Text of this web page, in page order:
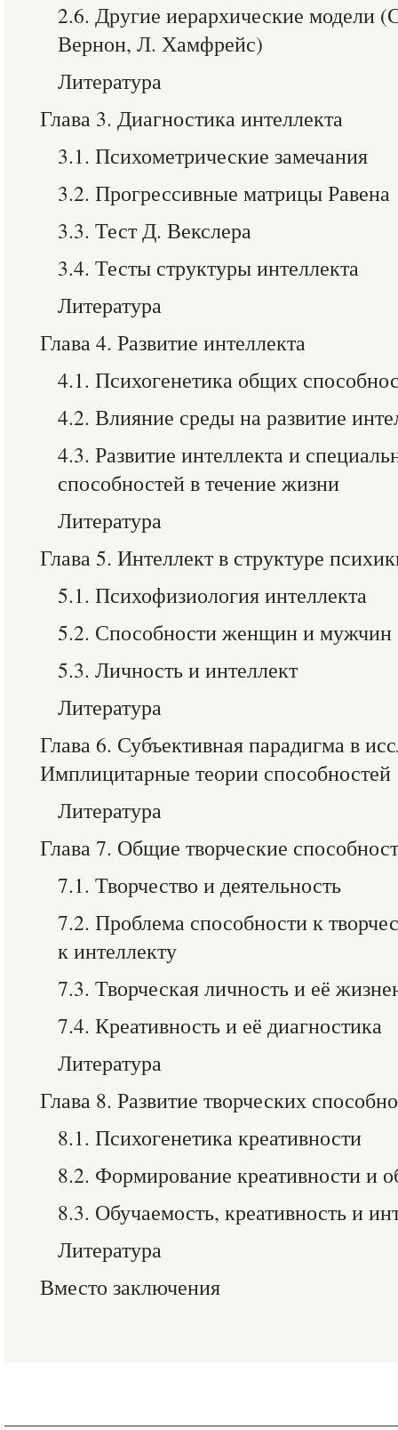
2.6. Другие иерархические модели
Вернон, Л. Хамфрейс)
Литература
Глава 3. Диагностика интеллекта
3.1. Психометрические замечания
3.2. Прогрессивные матрицы Равена
3.3. Тест Д. Векслера
3.4. Тесты структуры интеллекта
Литература
Глава 4. Развитие интеллекта
4.1. Психогенетика общих
4.2. Влияние среды на развитие
4.3. Развитие интеллекта и
способностей в течение жизни
Литература
Глава 5. Интеллект в структуре
5.1. Психофизиология интеллекта
5.2. Способности женщин и мужчин
5.3. Личность и интеллект
Литература
Глава 6. Субъективная парадигма в
Имплицитарные теории способностей
Литература
Глава 7. Общие творческие
7.1. Творчество и деятельность
7.2. Проблема способности к
к интеллекту
7.3. Творческая личность и её
7.4. Креативность и её диагностика
Литература
Глава 8. Развитие творческих
8.1. Психогенетика креативности
8.2. Формирование креативности и
8.3. Обучаемость, креативность и
Литература
Вместо заключения